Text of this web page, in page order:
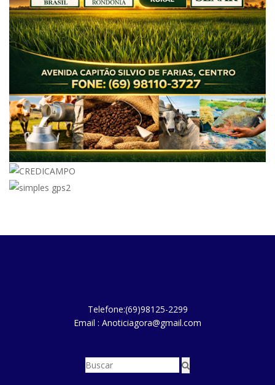
Telefone:(69)98125-2299
Email : Anoticiagora@gmail.com